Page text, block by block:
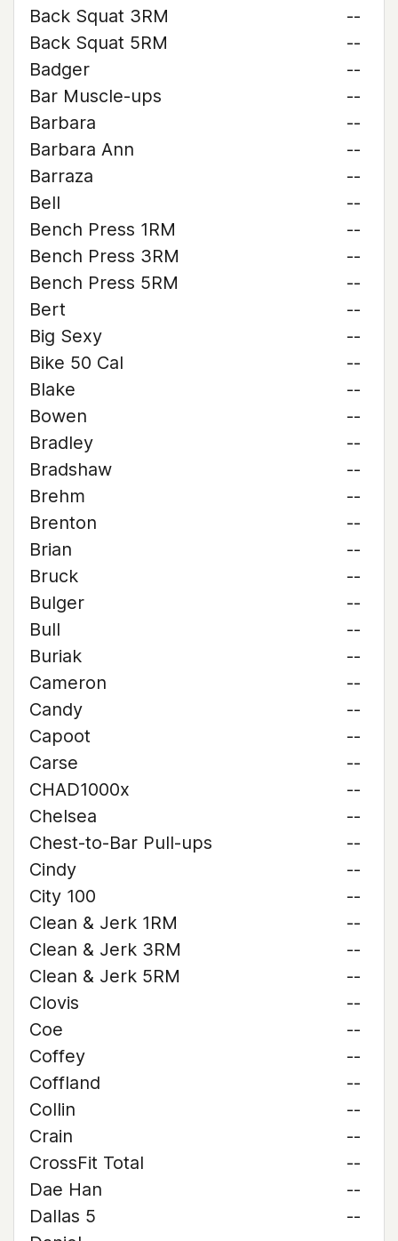
Back Squat 3RM
--
Back Squat 5RM
--
Badger
--
Bar Muscle-ups
--
Barbara
--
Barbara Ann
--
Barraza
--
Bell
--
Bench Press 1RM
--
Bench Press 3RM
--
Bench Press 5RM
--
Bert
--
Big Sexy
--
Bike 50 Cal
--
Blake
--
Bowen
--
Bradley
--
Bradshaw
--
Brehm
--
Brenton
--
Brian
--
Bruck
--
Bulger
--
Bull
--
Buriak
--
Cameron
--
Candy
--
Capoot
--
Carse
--
CHAD1000x
--
Chelsea
--
Chest-to-Bar Pull-ups
--
Cindy
--
City 100
--
Clean & Jerk 1RM
--
Clean & Jerk 3RM
--
Clean & Jerk 5RM
--
Clovis
--
Coe
--
Coffey
--
Coffland
--
Collin
--
Crain
--
CrossFit Total
--
Dae Han
--
Dallas 5
--